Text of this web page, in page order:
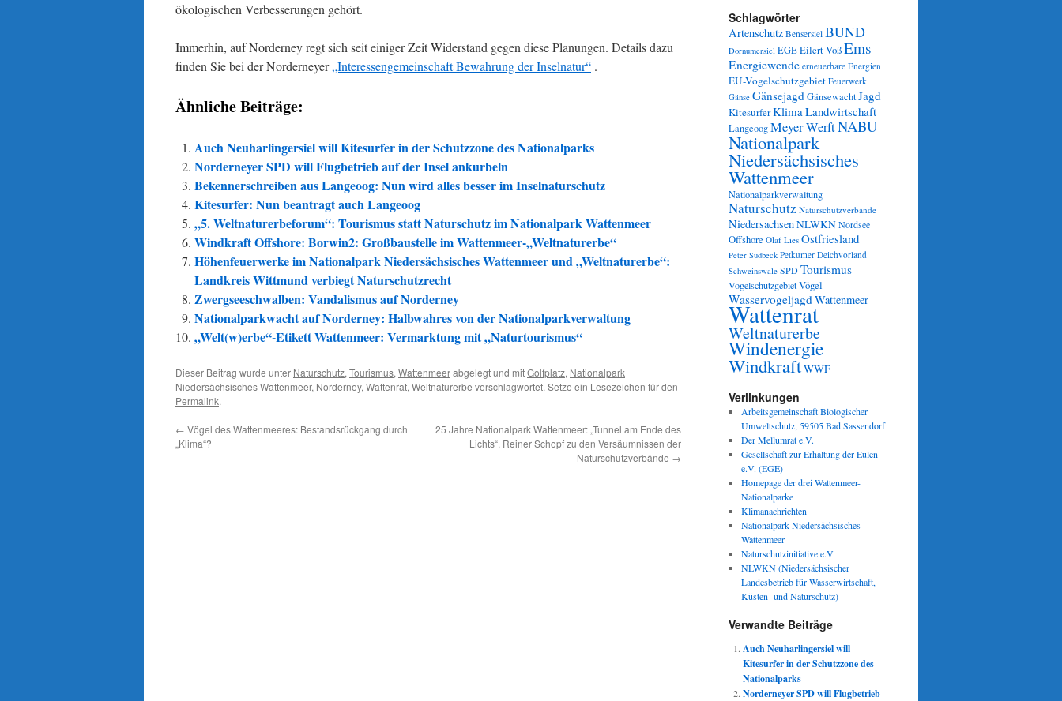
ökologischen Verbesserungen gehört.
Immerhin, auf Norderney regt sich seit einiger Zeit Widerstand gegen diese Planungen. Details dazu
finden Sie bei der Norderneyer„Interessengemeinschaft Bewahrung der Inselnatur“ .
Ähnliche Beiträge:
Auch Neuharlingersiel will Kitesurfer in der Schutzzone des Nationalparks
Norderneyer SPD will Flugbetrieb auf der Insel ankurbeln
Bekennerschreiben aus Langeoog: Nun wird alles besser im Inselnaturschutz
Kitesurfer: Nun beantragt auch Langeoog
„5. Weltnaturerbeforum“: Tourismus statt Naturschutz im Nationalpark Wattenmeer
Windkraft Offshore: Borwin2: Großbaustelle im Wattenmeer-„Weltnaturerbe“
Höhenfeuerwerke im Nationalpark Niedersächsisches Wattenmeer und „Weltnaturerbe“:
Landkreis Wittmund verbiegt Naturschutzrecht
Zwergseeschwalben: Vandalismus auf Norderney
Nationalparkwacht auf Norderney: Halbwahres von der Nationalparkverwaltung
„Welt(w)erbe“-Etikett Wattenmeer: Vermarktung mit „Naturtourismus“
Dieser Beitrag wurde unter Naturschutz, Tourismus, Wattenmeerabgelegt und mitGolfplatz, Nationalpark
Niedersächsisches Wattenmeer, Norderney, Wattenrat, Weltnaturerbe verschlagwortet. Setze ein Lesezeichen für den
Permalink.
← Vögel des Wattenmeeres: Bestandsrückgang durch
„Klima“?
25 Jahre Nationalpark Wattenmeer: „Tunnel am Ende des
Lichts“, Reiner Schopf zu den Versäumnissen der
Naturschutzverbände →
Schlagwörter
Artenschutz Bensersiel BUND
Dornumersiel EGEEilert VoßEms
Energiewende erneuerbare Energien
EU-Vogelschutzgebiet Feuerwerk
Gänse GänsejagdGänsewachtJagd
KitesurferKlimaLandwirtschaft
LangeoogMeyer WerftNABU
Nationalpark
Niedersächsisches
Wattenmeer
Nationalparkverwaltung
Naturschutz Naturschutzverbände
NiedersachsenNLWKNNordsee
Offshore Olaf Lies Ostfriesland
Peter Südbeck Petkumer Deichvorland
Schweinswale SPDTourismus
VogelschutzgebietVögel
WasservogeljagdWattenmeer
Wattenrat
Weltnaturerbe
Windenergie
WindkraftWWF
Verlinkungen
Arbeitsgemeinschaft Biologischer
Umweltschutz, 59505 Bad Sassendorf
Der Mellumrat e.V.
Gesellschaft zur Erhaltung der Eulen
e.V. (EGE)
Homepage der drei Wattenmeer-
Nationalparke
Klimanachrichten
Nationalpark Niedersächsisches
Wattenmeer
Naturschutzinitiative e.V.
NLWKN (Niedersächsischer
Landesbetrieb für Wasserwirtschaft,
Küsten- und Naturschutz)
Verwandte Beiträge
Auch Neuharlingersiel will
Kitesurfer in der Schutzzone des
Nationalparks
Norderneyer SPD will Flugbetrieb